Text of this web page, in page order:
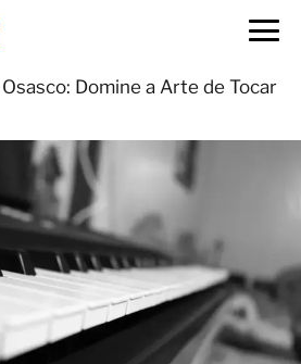
Domine a Arte de Tocar